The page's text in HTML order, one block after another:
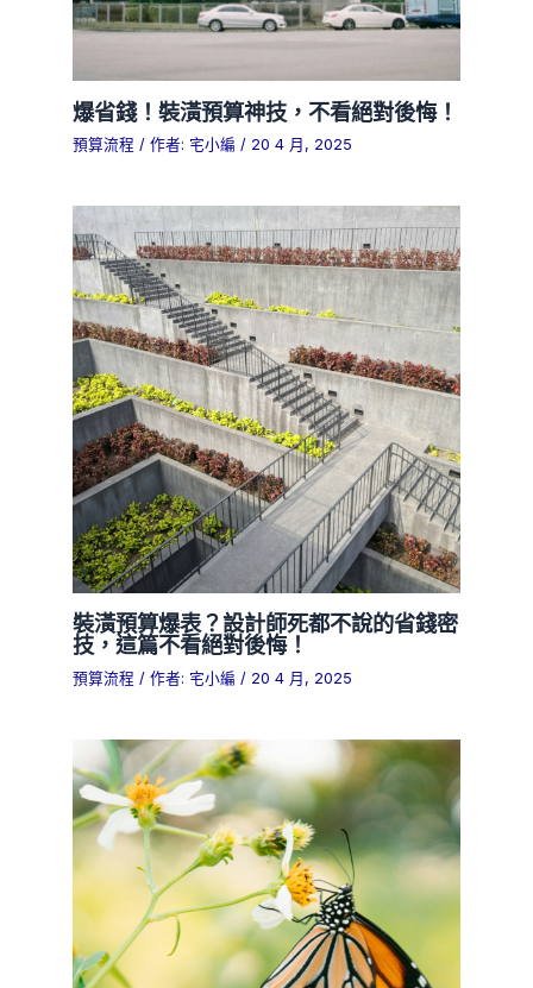
爆省錢！裝潢預算神技，不看絕對後悔！
預算流程 / 作者: 宅小編/ 20 4 月, 2025
裝潢預算爆表？設計師死都不說的省錢密
技，這篇不看絕對後悔！
預算流程 / 作者: 宅小編/ 20 4 月, 2025